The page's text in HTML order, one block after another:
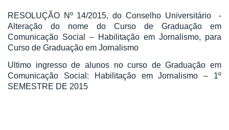
RESOLUÇÃO Nº 14/2015, do Conselho Universitário -
Alteração do nome do Curso de Graduação em
Comunicação Social – Habilitação em Jornalismo, para
Curso de Graduação em Jornalismo
Ultimo ingresso de alunos no curso de Graduação em
Comunicação Social: Habilitação em Jornalismo – 1º
SEMESTRE DE 2015